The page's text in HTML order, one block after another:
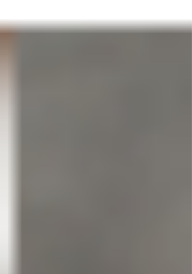
供に自分の足で走る。 イベントの詳細の案内はこちらへ
https://www.facebook.com/events/6596546813905